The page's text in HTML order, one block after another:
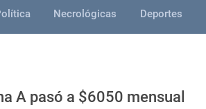
Necrológicas Deportes
A pasó a $6050 mensual